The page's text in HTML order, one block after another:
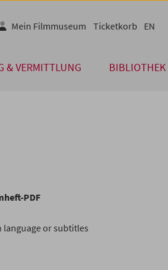
& VERMITTLUNG BIBLIOTHEK
Mein Filmmuseum Ticketkorb EN
PDF
language or subtitles